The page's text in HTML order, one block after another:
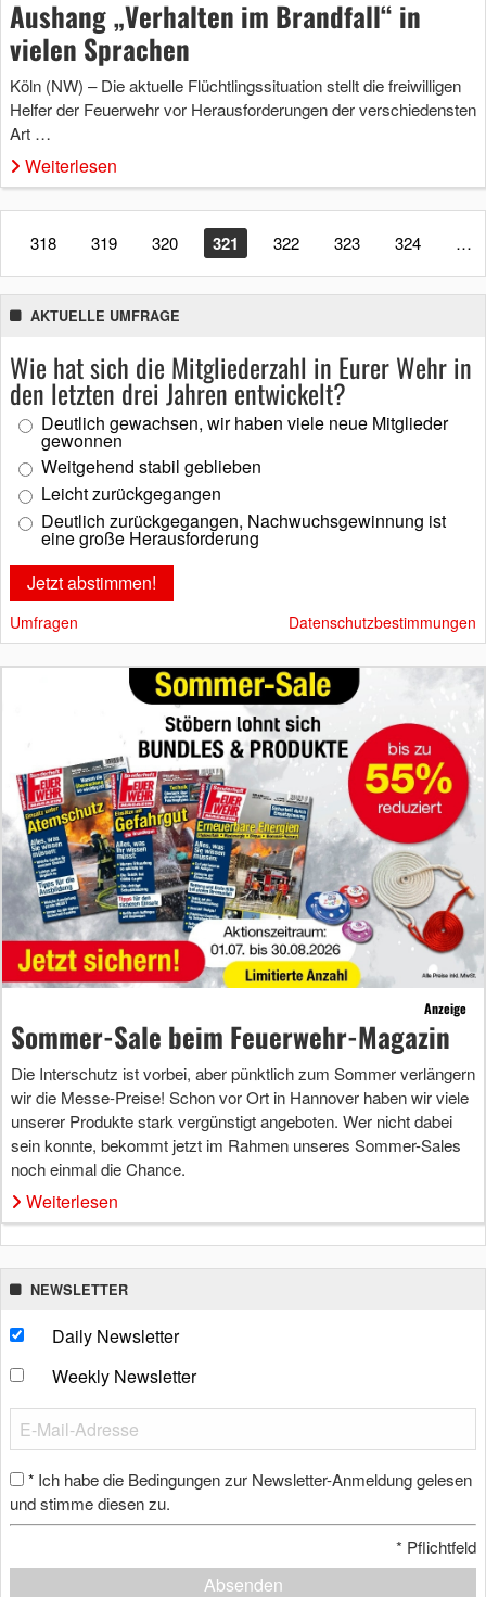
Aushang „Verhalten im Brandfall“ in
vielen Sprachen
Köln (NW) – Die aktuelle Flüchtlingssituation stellt die freiwilligen
Helfer der Feuerwehr vor Herausforderungen der verschiedensten
Art …
Weiterlesen
318 319 320 321 322 323 324 …
AKTUELLE UMFRAGE
Wie hat sich die Mitgliederzahl in Eurer Wehr in
den letzten drei Jahren entwickelt?
Deutlich gewachsen, wir haben viele neue Mitglieder
gewonnen
Weitgehend stabil geblieben
Leicht zurückgegangen
Deutlich zurückgegangen, Nachwuchsgewinnung ist
eine große Herausforderung
Umfragen Datenschutzbestimmungen
Anzeige
Sommer-Sale beim Feuerwehr-Magazin
Die Interschutz ist vorbei, aber pünktlich zum Sommer verlängern
wir die Messe-Preise! Schon vor Ort in Hannover haben wir viele
unserer Produkte stark vergünstigt angeboten. Wer nicht dabei
sein konnte, bekommt jetzt im Rahmen unseres Sommer-Sales
noch einmal die Chance.
Weiterlesen
NEWSLETTER
Daily Newsletter
Weekly Newsletter
* Ich habe die Bedingungen zur Newsletter-Anmeldung gelesen
und stimme diesen zu.
* Pflichtfeld
Absenden